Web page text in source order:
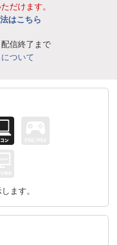
だけます。
はこちら
信終了まで
ついて
ます。